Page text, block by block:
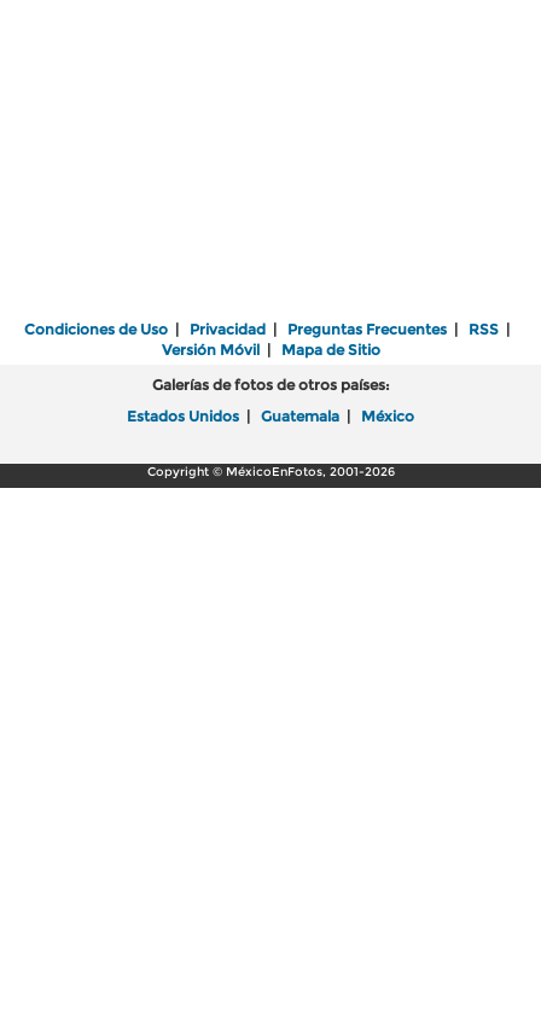
Condiciones de Uso | Privacidad | Preguntas Frecuentes | RSS |
Versión Móvil| Mapa de Sitio
Galerías de fotos de otros países:
Estados Unidos | Guatemala | México
Copyright © MéxicoEnFotos, 2001-2026